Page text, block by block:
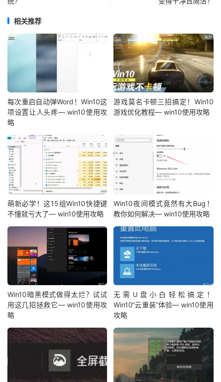
相关推荐
每次重启自动弹Word！Win10这
项设置让人头疼— win10使用攻
略
游戏莫名卡顿三招搞定！Win10
游戏优化教程— win10使用攻略
萌新必学！这15组Win10快捷键
不懂就亏大了— win10使用攻略
Win10夜间模式竟然有大Bug！
教你如何解决— win10使用攻略
Win10暗黑模式做得太烂？试试
用这几招拯救它— win10使用攻
略
无需U盘小白轻松搞定！
Win10“云重装”体验— win10使用
攻略